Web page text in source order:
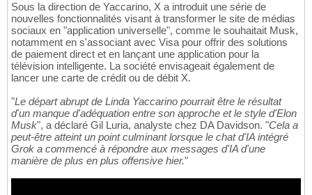
Sous la direction de Yaccarino, X a introduit une série de
nouvelles fonctionnalités visant à transformer le site de médias
sociaux en "application universelle", comme le souhaitait Musk,
notamment en s'associant avec Visa pour offrir des solutions
de paiement direct et en lançant une application pour la
télévision intelligente. La société envisageait également de
lancer une carte de crédit ou de débit X.
"Le départ abrupt de Linda Yaccarino pourrait être le résultat
d'un manque d'adéquation entre son approche et le style d'Elon
Musk", a déclaré Gil Luria, analyste chez DA Davidson. "Cela a
peut-être atteint un point culminant lorsque le chat d'IA intégré
Grok a commencé à répondre aux messages d'IA d'une
manière de plus en plus offensive hier."